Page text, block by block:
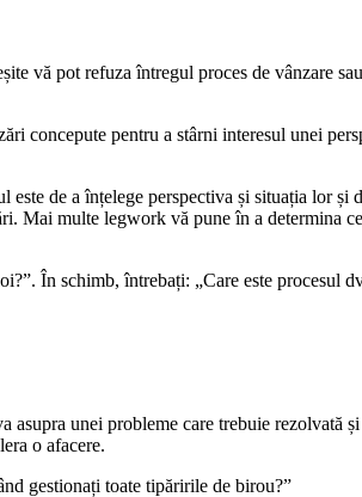
vă pot refuza întregul proces de vânzare
concepute pentru a stârni interesul unei
de a înțelege perspectiva și situația lor
Mai multe legwork vă pune în a determina
În schimb, întrebați: „Care este procesul
unei probleme care trebuie rezolvată
o afacere.
gestionați toate tipăririle de birou?”